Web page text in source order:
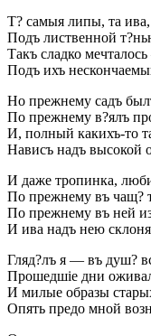
Т? самыя липы, та ива,
Подъ лиственной
Такъ сладко
Подъ ихъ
Но прежнему садъ
По прежнему в?ялъ
И, полный какихъ-то
Нависъ надъ высокой
И даже тропинка,
По прежнему въ чащ?
По прежнему въ ней
И ива надъ нею
Гляд?лъ я — въ душ?
Прошедшіе дни
И милые образы
Опять предо мной